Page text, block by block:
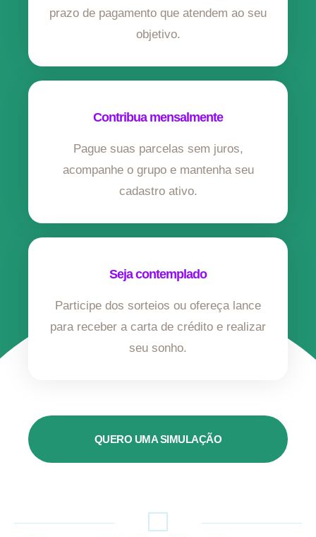
prazo de pagamento que atendem ao seu
objetivo.
Contribua mensalmente
Pague suas parcelas sem juros,
acompanhe o grupo e mantenha seu
cadastro ativo.
Seja contemplado
Participe dos sorteios ou ofereça lance
para receber a carta de crédito e realizar
seu sonho.
QUERO UMA SIMULAÇÃO